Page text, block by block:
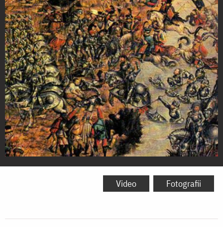
Bătălia
Codrii
Video Fotografii